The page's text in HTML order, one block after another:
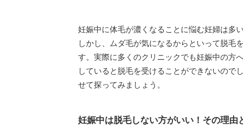
妊娠中に体毛が濃くなることに悩む妊婦は多い
しかし、ムダ毛が気になるからといって脱毛
す。実際に多くのクリニックでも妊娠中の方
していると脱毛を受けることができないので
せて探ってみましょう。
妊娠中は脱毛しない方がいい！その理由